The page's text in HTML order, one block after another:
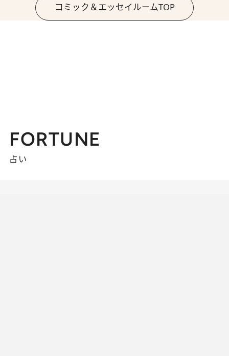
コミック＆エッセイルームTOP
FORTUNE
占い